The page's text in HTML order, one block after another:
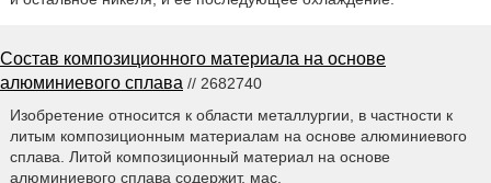
Состав композиционного материала на основе
алюминиевого сплава // 2682740
Изобретение относится к области металлургии, в частности к
литым композиционным материалам на основе алюминиевого
сплава. Литой композиционный материал на основе
алюминиевого сплава содержит, мас.